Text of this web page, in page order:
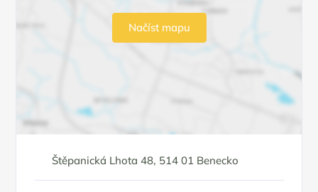
Načíst mapu
Štěpanická Lhota 48, 514 01 Benecko